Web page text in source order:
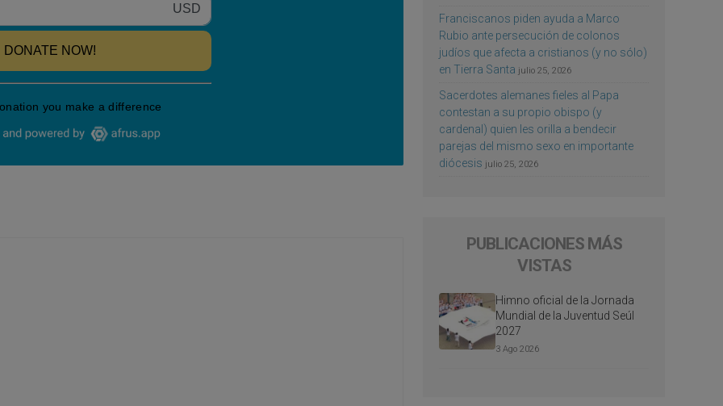
Franciscanos piden ayuda a Marco
Rubio ante persecución de colonos
judíos que afecta a cristianos (y no sólo)
en Tierra Santa julio 25, 2026
Sacerdotes alemanes fieles al Papa
contestan a su propio obispo (y
cardenal) quien les orilla a bendecir
parejas del mismo sexo en importante
diócesis julio 25, 2026
PUBLICACIONES MÁS
VISTAS
Himno oficial de la Jornada
Mundial de la Juventud Seúl
2027
3 Ago 2026